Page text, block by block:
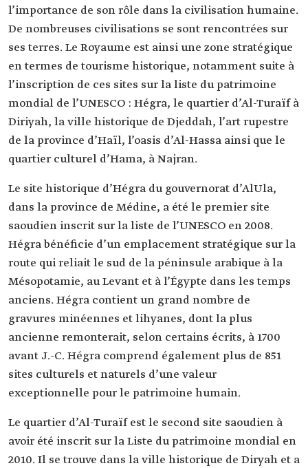
l’importance de son rôle dans la civilisation humaine.
De nombreuses civilisations se sont rencontrées sur
ses terres. Le Royaume est ainsi une zone stratégique
en termes de tourisme historique, notamment suite à
l’inscription de ces sites sur la liste du patrimoine
mondial de l’UNESCO : Hégra, le quartier d’Al-Turaïf à
Diriyah, la ville historique de Djeddah, l’art rupestre
de la province d’Haïl, l’oasis d’Al-Hassa ainsi que le
quartier culturel d’Hama, à Najran.
Le site historique d’Hégra du gouvernorat d’AlUla,
dans la province de Médine, a été le premier site
saoudien inscrit sur la liste de l’UNESCO en 2008.
Hégra bénéficie d’un emplacement stratégique sur la
route qui reliait le sud de la péninsule arabique à la
Mésopotamie, au Levant et à l’Égypte dans les temps
anciens. Hégra contient un grand nombre de
gravures minéennes et lihyanes, dont la plus
ancienne remonterait, selon certains écrits, à 1700
avant J.-C. Hégra comprend également plus de 851
sites culturels et naturels d’une valeur
exceptionnelle pour le patrimoine humain.
Le quartier d’Al-Turaïf est le second site saoudien à
avoir été inscrit sur la Liste du patrimoine mondial en
2010. Il se trouve dans la ville historique de Diryah et a